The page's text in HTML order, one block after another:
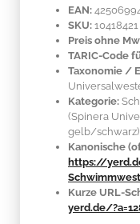
EAN:
SKU: 10418421
Preis ohne
TARIC-Code
Taxonomie /
Kategorie:
(Spinera
gelb/schwarz)
Kanonische
https://
Kurze URL-
yerd.de/